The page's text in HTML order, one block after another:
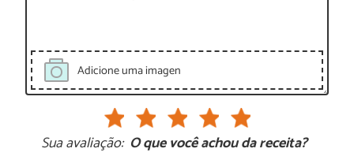
Adicione uma imagen
Sua avaliação: O que você achou da receita?